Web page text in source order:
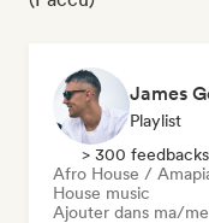
James
Playlist
> 300
Afro House /
House music
Ajouter dans ma/